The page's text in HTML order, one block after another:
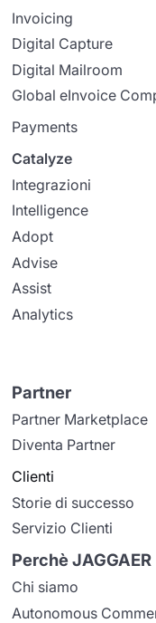
Invoicing
Digital Capture
Digital Mailroom
Global eInvoice
Payments
Catalyze
Integrazioni
Intelligence
Adopt
Advise
Assist
Analytics
Partner
Partner Marketplace
Diventa Partner
Clienti
Storie di successo
Servizio Clienti
Perchè JAGGAER
Chi siamo
Autonomous